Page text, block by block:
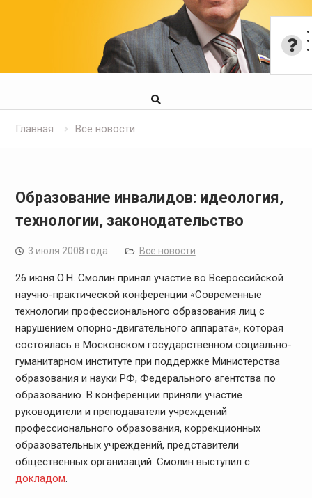
Главная Все новости
Образование инвалидов: идеология,
технологии, законодательство
3 июля 2008 года Все новости
26 июня О.Н. Смолин принял участие во Всероссийской
научно-практической конференции «Современные
технологии профессионального образования лиц с
нарушением опорно-двигательного аппарата», которая
состоялась в Московском государственном социально-
гуманитарном институте при поддержке Министерства
образования и науки РФ, Федерального агентства по
образованию. В конференции приняли участие
руководители и преподаватели учреждений
профессионального образования, коррекционных
образовательных учреждений, представители
общественных организаций. Смолин выступил с
докладом.